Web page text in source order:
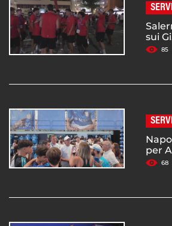
sui
85
per
68